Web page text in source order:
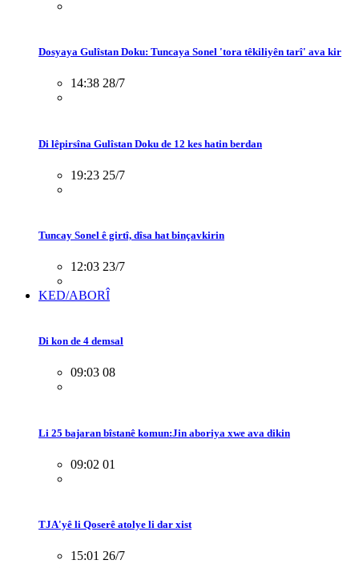
Dosyaya Gulîstan Doku: Tuncaya Sonel 'tora têkiliyên tarî' ava kir
14:38 28/7
Di lêpirsîna Gulîstan Doku de 12 kes hatin berdan
19:23 25/7
Tuncay Sonel ê girtî, dîsa hat binçavkirin
12:03 23/7
KED/ABORÎ
Di kon de 4 demsal
09:03 08
Li 25 bajaran bîstanê komun:Jin aboriya xwe ava dikin
09:02 01
TJA'yê li Qoserê atolye li dar xist
15:01 26/7